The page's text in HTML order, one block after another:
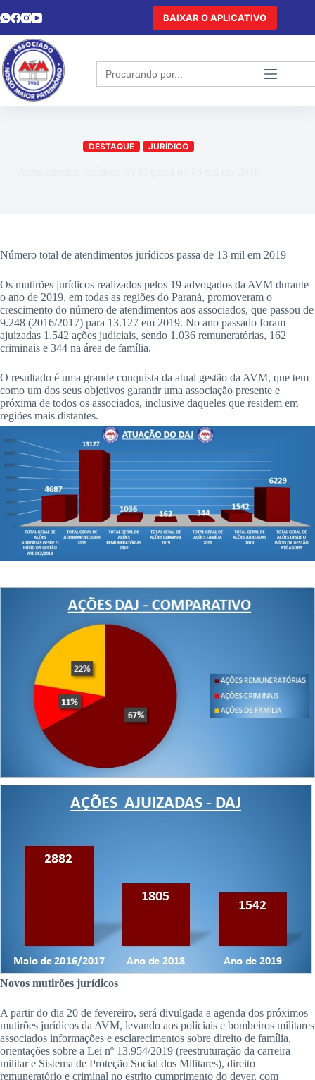
BAIXAR O APLICATIVO
Search
for:
DESTAQUE JURÍDICO
Número total de atendimentos jurídicos passa de 13 mil em 2019
Os mutirões jurídicos realizados pelos 19 advogados da AVM durante
o ano de 2019, em todas as regiões do Paraná, promoveram o
crescimento do número de atendimentos aos associados, que passou de
9.248 (2016/2017) para 13.127 em 2019. No ano passado foram
ajuizadas 1.542 ações judiciais, sendo 1.036 remuneratórias, 162
criminais e 344 na área de família.
O resultado é uma grande conquista da atual gestão da AVM, que tem
como um dos seus objetivos garantir uma associação presente e
próxima de todos os associados, inclusive daqueles que residem em
regiões mais distantes.
Novos mutirões jurídicos
A partir do dia 20 de fevereiro, será divulgada a agenda dos próximos
mutirões jurídicos da AVM, levando aos policiais e bombeiros militares
associados informações e esclarecimentos sobre direito de família,
orientações sobre a Lei nº 13.954/2019 (reestruturação da carreira
militar e Sistema de Proteção Social dos Militares), direito
remuneratório e criminal no estrito cumprimento do dever, com